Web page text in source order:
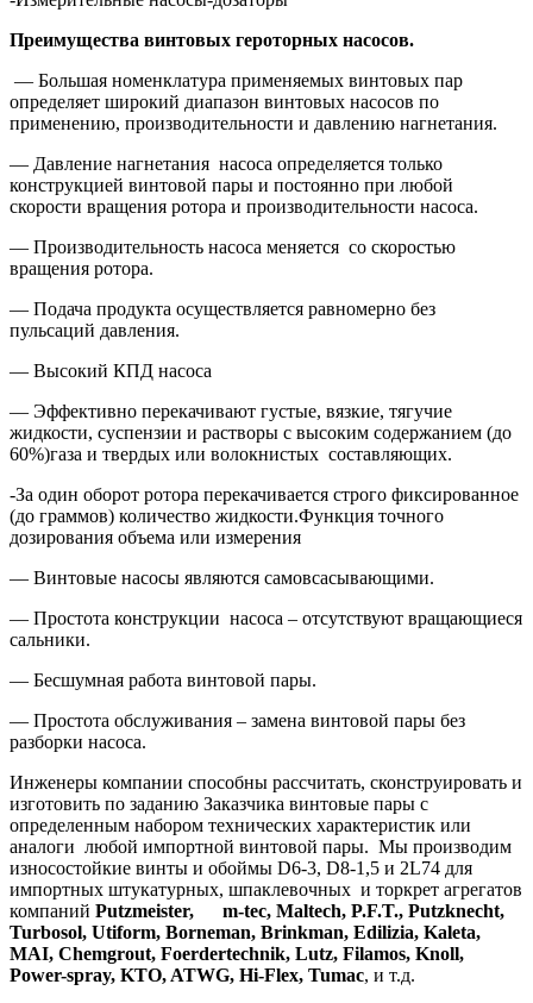
Преимущества винтовых героторных насосов.
— Большая номенклатура применяемых винтовых пар
определяет широкий диапазон винтовых насосов по
применению, производительности и давлению нагнетания.
— Давление нагнетания насоса определяется только
конструкцией винтовой пары и постоянно при любой
скорости вращения ротора и производительности насоса.
— Производительность насоса меняется со скоростью
вращения ротора.
— Подача продукта осуществляется равномерно без
пульсаций давления.
— Высокий КПД насоса
— Эффективно перекачивают густые, вязкие, тягучие
жидкости, суспензии и растворы с высоким содержанием (до
60%)газа и твердых или волокнистых составляющих.
-За один оборот ротора перекачивается строго фиксированное
(до граммов) количество жидкости.Функция точного
дозирования объема или измерения
— Винтовые насосы являются самовсасывающими.
— Простота конструкции насоса – отсутствуют вращающиеся
сальники.
— Бесшумная работа винтовой пары.
— Простота обслуживания – замена винтовой пары без
разборки насоса.
Инженеры компании способны рассчитать, сконструировать и
изготовить по заданию Заказчика винтовые пары с
определенным набором технических характеристик или
аналоги любой импортной винтовой пары. Мы производим
износостойкие винты и обоймы D6-3, D8-1,5 и 2L74 для
импортных штукатурных, шпаклевочных и торкрет агрегатов
компаний Putzmeister, m-tec, Maltech, P.F.T., Putzknecht,
Turbosol, Utiform, Borneman, Brinkman, Edilizia, Kaleta,
MAI, Chemgrout, Foerdertechnik, Lutz, Filamos, Knoll,
Power-spray, KTO, ATWG, Hi-Flex, Tumac, и т.д.